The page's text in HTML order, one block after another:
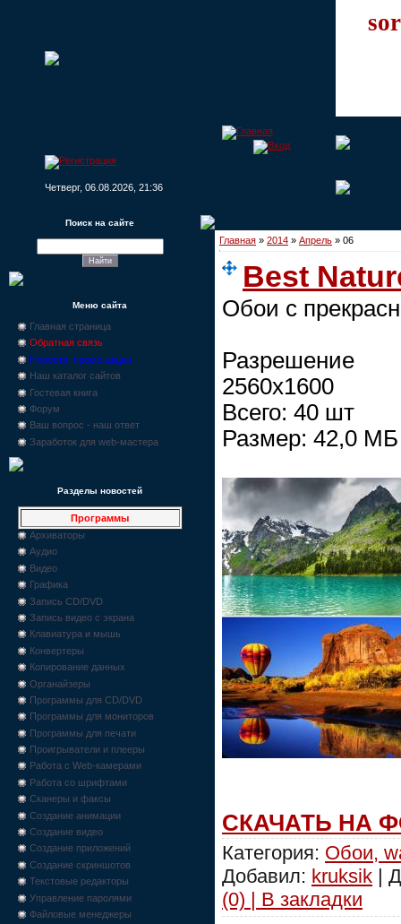
Четверг, 06.08.2026, 21:36
Поиск на сайте
Меню сайта
Главная страница
Обратная связь
Новости, промо-акции
Наш каталог сайтов
Гостевая книга
Форум
Ваш вопрос - наш ответ
Заработок для web-мастера
Разделы новостей
Программы
Архиваторы
Аудио
Видео
Графика
Запись CD/DVD
Запись видео с экрана
Клавиатура и мышь
Конвертеры
Копирование данных
Органайзеры
Программы для CD/DVD
Программы для мониторов
Программы для печати
Проигрыватели и плееры
Работа с Web-камерами
Работа со шрифтами
Сканеры и факсы
Создание анимации
Создание видео
Создание приложений
Создание скриншотов
Текстовые редакторы
Управление паролями
Файловые менеджеры
Главная » 2014 » Апрель » 06
Best
Обои с
2560x1600
Всего: 40 шт
Размер: 42,0 МБ
СКАЧАТЬ НА
Категория: Обои,
Добавил: kruksik |
(0) | В закладки